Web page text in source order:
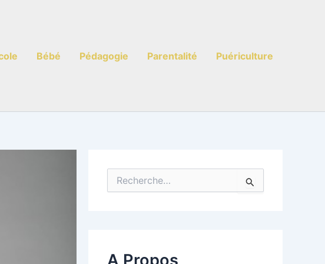
Bébé Pédagogie Parentalité Puériculture
h